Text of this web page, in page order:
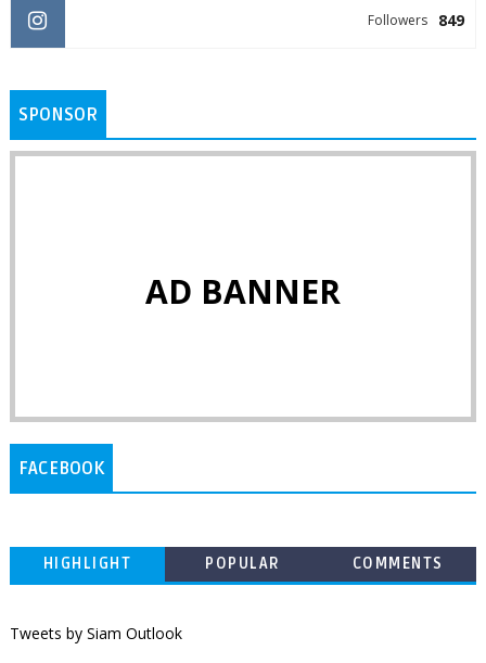
849
Followers
SPONSOR
AD BANNER
FACEBOOK
HIGHLIGHT POPULAR COMMENTS
Tweets by Siam Outlook